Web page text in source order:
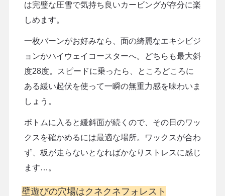
は完璧な圧雪で気持ち良いカービングが存分に楽
しめます。
一枚バーンがお好みなら、面の綺麗なエキシビジ
ョンかハイウェイコースターへ。どちらも最大斜
度28度。スピードに乗ったら、ところどころに
ある緩い起伏を使って一瞬の無重力感を味わいま
しょう。
ボトムに入ると緩斜面が続くので、その日のワッ
クスを確かめるには最適な場所。ワックスが合わ
ず、板が走らないとなればかなりストレスに感じ
ます…。
壁遊びの穴場はクネクネフォレスト